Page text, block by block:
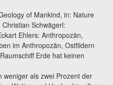
of Mankind, in: Nature
Schwägerl:
Ehlers: Anthropozän,
im Anthropozän, Ostfildern
Erde hat keinen
als zwei Prozent der